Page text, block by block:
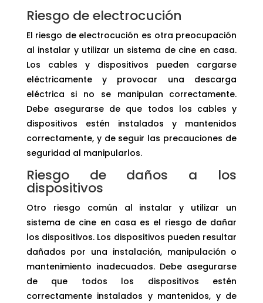
Riesgo de electrocución
El riesgo de electrocución es otra preocupación
al instalar y utilizar un sistema de cine en casa.
Los cables y dispositivos pueden cargarse
eléctricamente y provocar una descarga
eléctrica si no se manipulan correctamente.
Debe asegurarse de que todos los cables y
dispositivos estén instalados y mantenidos
correctamente, y de seguir las precauciones de
seguridad al manipularlos.
Riesgo de daños a los
dispositivos
Otro riesgo común al instalar y utilizar un
sistema de cine en casa es el riesgo de dañar
los dispositivos. Los dispositivos pueden resultar
dañados por una instalación, manipulación o
mantenimiento inadecuados. Debe asegurarse
de que todos los dispositivos estén
correctamente instalados y mantenidos, y de